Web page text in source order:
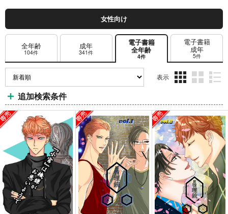
女性向け
全年齢
104件
成年
341件
電子書籍
全年齢
4件
電子書籍
成年
5件
表示
ム
表
示
ム
表
示
ム
表
示
追加検索条件